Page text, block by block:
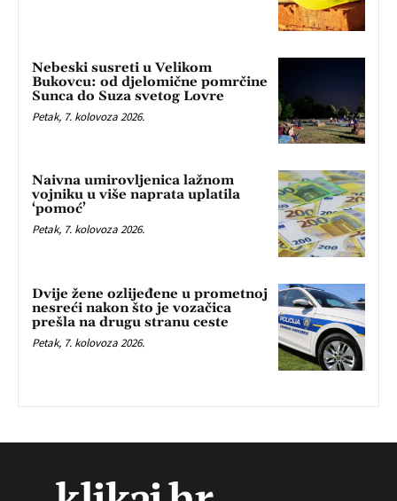
Nebeski susreti u Velikom
Bukovcu: od djelomične pomrčine
Sunca do Suza svetog Lovre
Petak, 7. kolovoza 2026.
Naivna umirovljenica lažnom
vojniku u više naprata uplatila
‘pomoć’
Petak, 7. kolovoza 2026.
Dvije žene ozlijeđene u prometnoj
nesreći nakon što je vozačica
prešla na drugu stranu ceste
Petak, 7. kolovoza 2026.